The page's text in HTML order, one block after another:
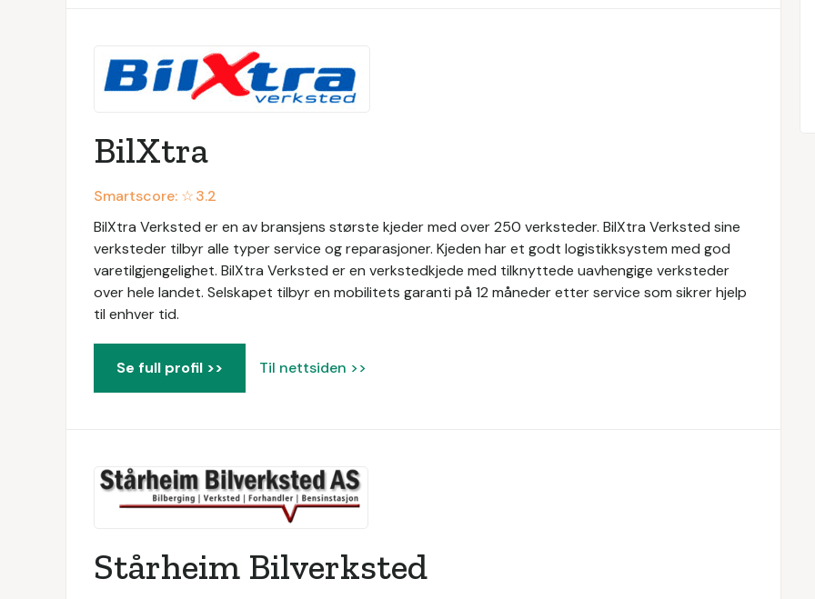
BilXtra
Smartscore: ☆3.2
BilXtra Verksted er en av bransjens største kjeder med over 250 verksteder. BilXtra Verksted sine
verksteder tilbyr alle typer service og reparasjoner. Kjeden har et godt logistikksystem med god
varetilgjengelighet. BilXtra Verksted er en verkstedkjede med tilknyttede uavhengige verksteder
over hele landet. Selskapet tilbyr en mobilitets garanti på 12 måneder etter service som sikrer hjelp
til enhver tid.
Se full profil >> Til nettsiden >>
Stårheim Bilverksted